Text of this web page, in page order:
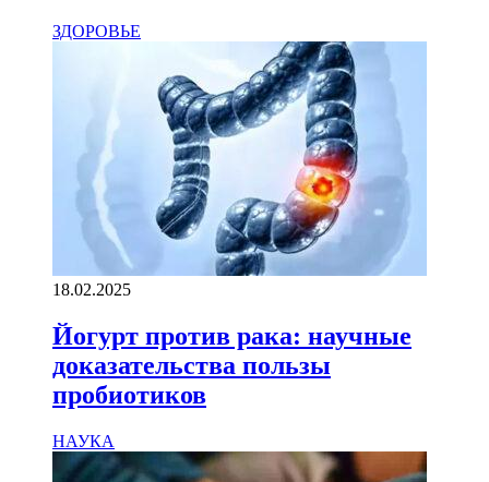
ЗДОРОВЬЕ
18.02.2025
Йогурт против рака: научные
доказательства пользы
пробиотиков
НАУКА